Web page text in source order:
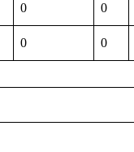
0 0
0 0